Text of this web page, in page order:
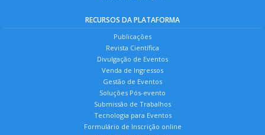
RECURSOS DA PLATAFORMA
Publicações
Revista Científica
Divulgação de Eventos
Venda de Ingressos
Gestão de Eventos
Soluções Pós-evento
Submissão de Trabalhos
Tecnologia para Eventos
Formulário de Inscrição online